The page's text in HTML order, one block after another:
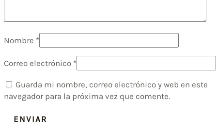
Nombre *
Correo electrónico *
Guarda mi nombre, correo electrónico y web en este
navegador para la próxima vez que comente.